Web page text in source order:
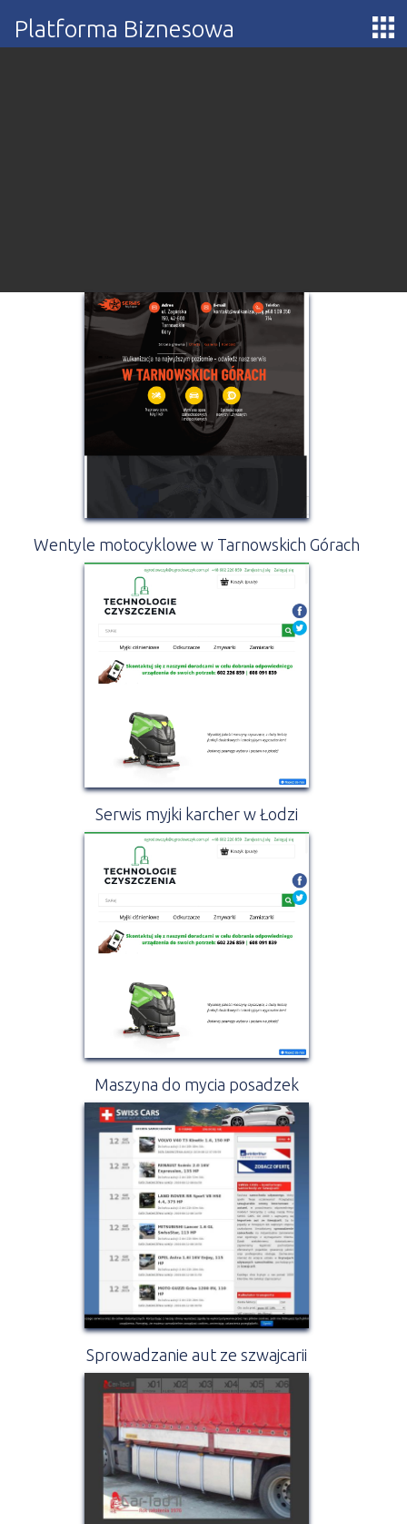
Platforma Biznesowa
Wentyle motocyklowe w Tarnowskich Górach
Serwis myjki karcher w Łodzi
Maszyna do mycia posadzek
Sprowadzanie aut ze szwajcarii